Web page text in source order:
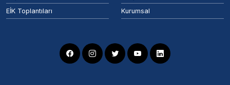
EİK Toplantıları
Kurumsal